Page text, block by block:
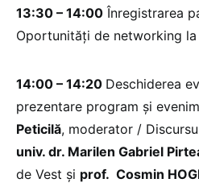
13:30 – 14:00 Înregistrarea
Oportunități de networking
14:00 – 14:20 Deschiderea
prezentare program și
Peticilă, moderator /
univ. dr. Marilen Gabriel
de Vest și prof. Cosmin